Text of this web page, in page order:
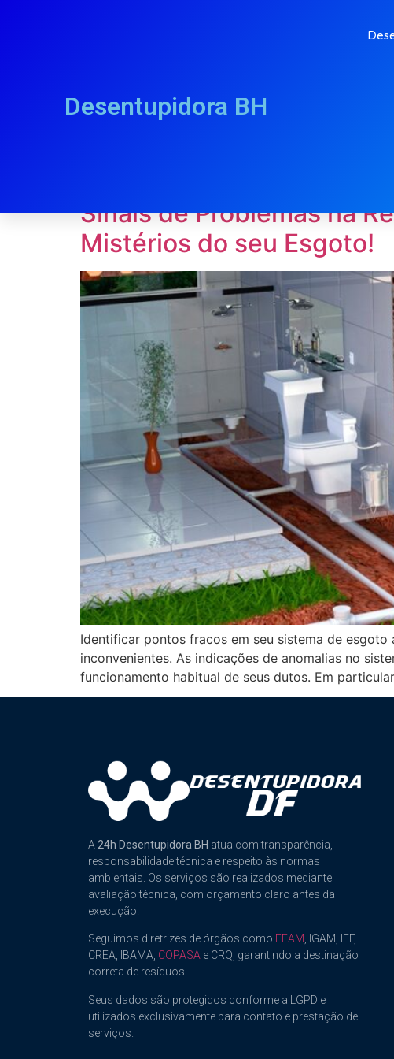
Desentupidora BH
Sinais de Problemas na
Mistérios do seu Esgoto!
Identificar pontos fracos em seu sistema de
inconvenientes. As indicações de anomalias no
funcionamento habitual de seus dutos. Em
A 24h Desentupidora BH atua com transparência,
responsabilidade técnica e respeito às normas
ambientais. Os serviços são realizados mediante
avaliação técnica, com orçamento claro antes da
execução.
Seguimos diretrizes de órgãos como FEAM, IGAM, IEF,
CREA, IBAMA, COPASA e CRQ, garantindo a destinação
correta de resíduos.
Seus dados são protegidos conforme a LGPD e
utilizados exclusivamente para contato e prestação de
serviços.